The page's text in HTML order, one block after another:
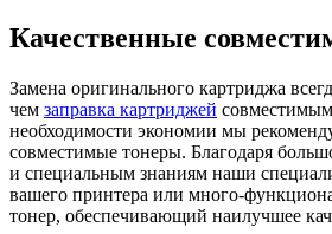
Качественные
Замена оригинального картриджа
чем заправка картриджей
необходимости экономии мы
совместимые тонеры. Благодаря
и специальным знаниям наши
вашего принтера или много-
тонер, обеспечивающий наилучшее